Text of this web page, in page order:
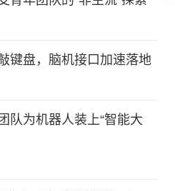
键盘，脑机接口加速落地
队为机器人装上“智能大